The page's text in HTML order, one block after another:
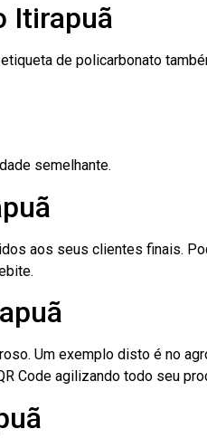
Itirapuã
de policarbonato
semelhante.
aos seus clientes finais.
Um exemplo disto é no
Code agilizando todo seu